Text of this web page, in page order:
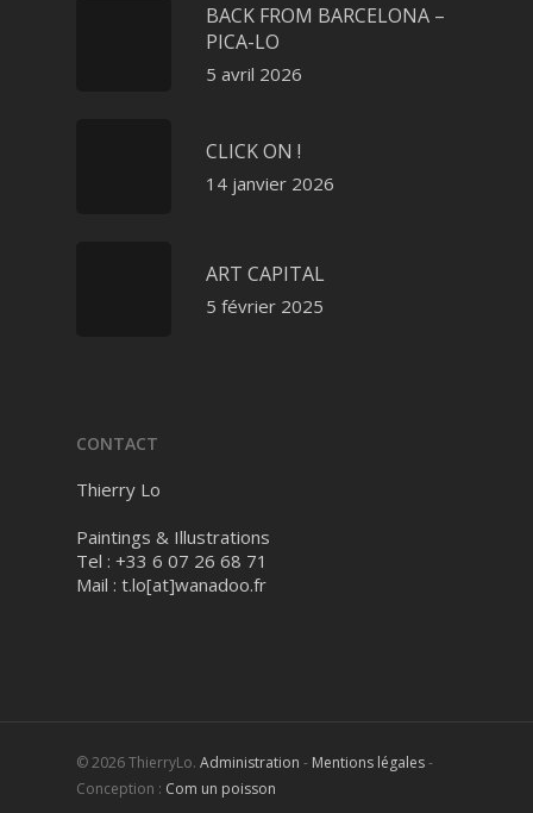
BACK FROM BARCELONA –
PICA-LO
5 avril 2026
CLICK ON !
14 janvier 2026
ART CAPITAL
5 février 2025
CONTACT
Thierry Lo
Paintings & Illustrations
Tel : +33 6 07 26 68 71
Mail : t.lo[at]wanadoo.fr
© 2026 ThierryLo. Administration - Mentions légales-
Conception : Com un poisson